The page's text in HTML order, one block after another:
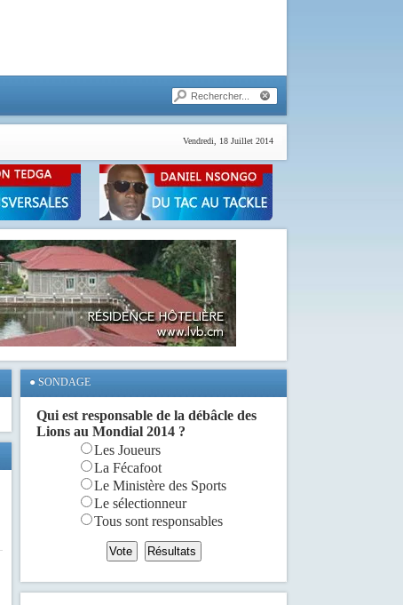
Vendredi, 18 Juillet 2014
● SONDAGE
Qui est responsable de la débâcle des
Lions au Mondial 2014 ?
Les Joueurs
La Fécafoot
Le Ministère des Sports
Le sélectionneur
Tous sont responsables